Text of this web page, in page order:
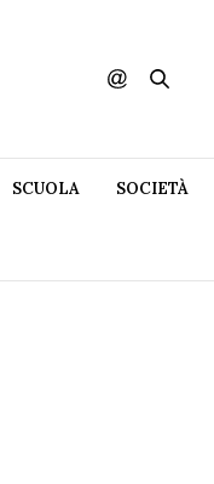
SCUOLA SOCIETÀ